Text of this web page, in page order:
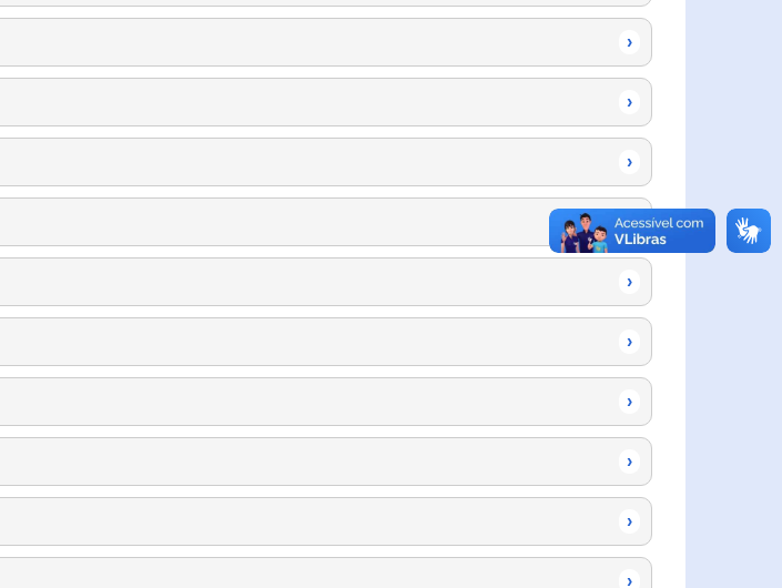
›
›
›
›
›
›
›
›
›
›